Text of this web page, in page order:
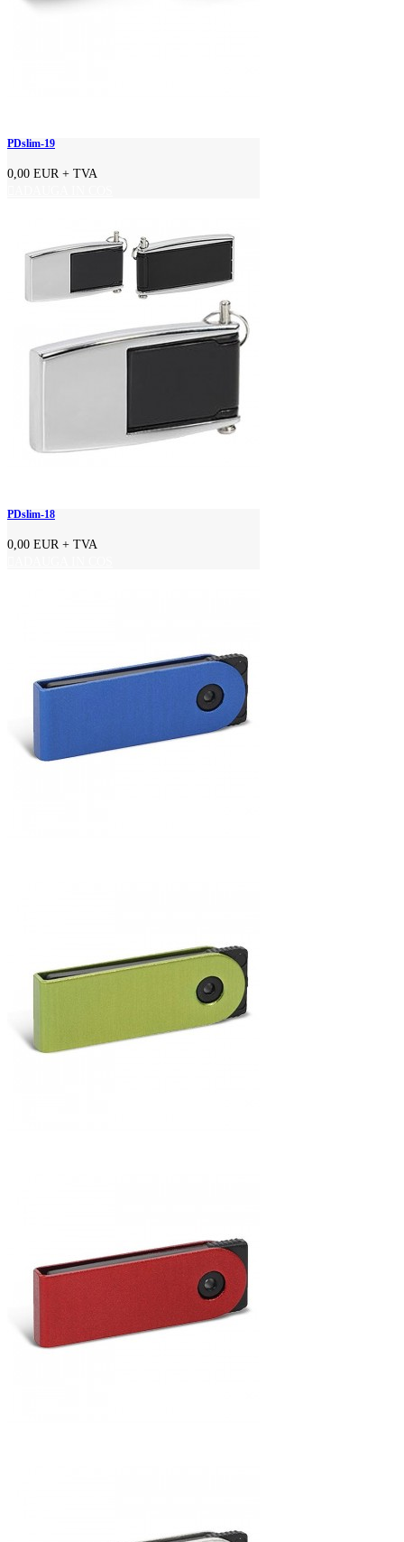
PDslim-19
0,00 EUR + TVA
PDslim-18
0,00 EUR + TVA